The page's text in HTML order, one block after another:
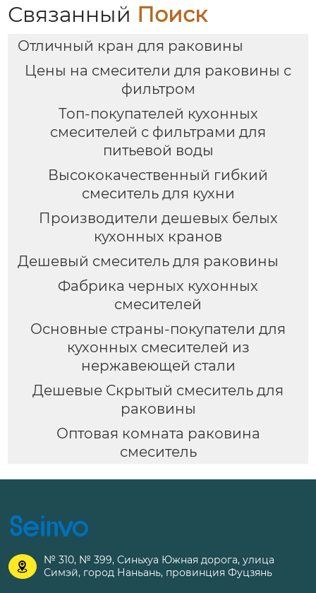
Связанный Поиск
Отличный кран для раковины
Цены на смесители для раковины с
фильтром
Топ-покупателей кухонных
смесителей с фильтрами для
питьевой воды
Высококачественный гибкий
смеситель для кухни
Производители дешевых белых
кухонных кранов
Дешевый смеситель для раковины
Фабрика черных кухонных
смесителей
Основные страны-покупатели для
кухонных смесителей из
нержавеющей стали
Дешевые Скрытый смеситель для
раковины
Оптовая комната раковина
смеситель

№ 310, № 399, Синьхуа Южная дорога, улица
Симэй, город Наньань, провинция Фуцзянь